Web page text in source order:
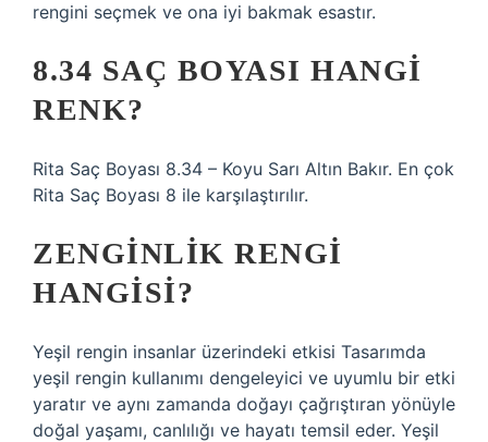
rengini seçmek ve ona iyi bakmak esastır.
8.34 SAÇ BOYASI HANGI
RENK?
Rita Saç Boyası 8.34 – Koyu Sarı Altın Bakır. En çok
Rita Saç Boyası 8 ile karşılaştırılır.
ZENGINLIK RENGI
HANGISI?
Yeşil rengin insanlar üzerindeki etkisi Tasarımda
yeşil rengin kullanımı dengeleyici ve uyumlu bir etki
yaratır ve aynı zamanda doğayı çağrıştıran yönüyle
doğal yaşamı, canlılığı ve hayatı temsil eder. Yeşil